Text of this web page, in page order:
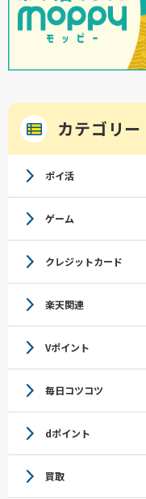
カテゴリー
ポイ活
ゲーム
クレジットカード
楽天関連
Vポイント
毎日コツコツ
dポイント
買取